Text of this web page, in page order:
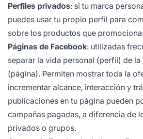
Perfiles privados: si tu marca
puedes usar tu propio perfil para
sobre los productos que
Páginas de Facebook: utilizadas
separar la vida personal (perfil) de
(página). Permiten mostrar toda la
incrementar alcance, interacción y
publicaciones en tu página pueden
campañas pagadas, a diferencia de
privados o grupos.